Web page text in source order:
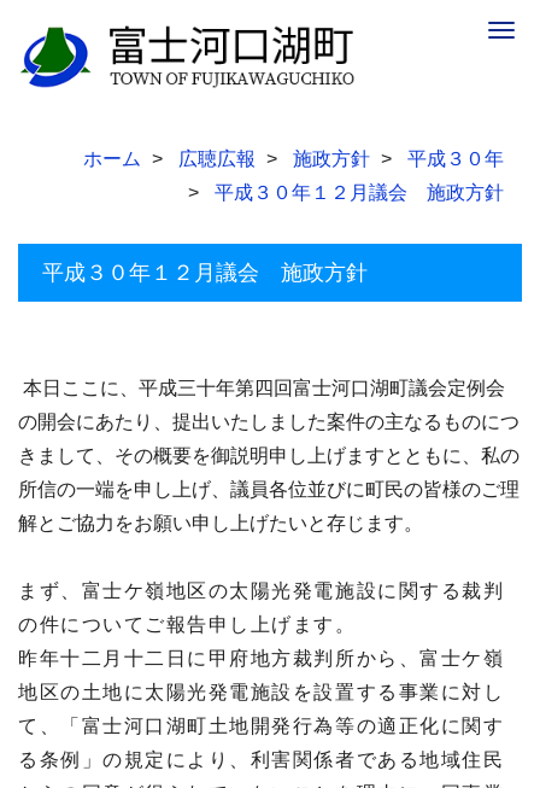
ホーム 広聴広報 施政方針
平成３０年
平成３０年１２月議会 施政方針
平成３０年１２月議会 施政方針
本日ここに、平成三十年第四回富士河口湖町議会定例会
の開会にあたり、提出いたしました案件の主なるものにつ
きまして、その概要を御説明申し上げますとともに、私の
所信の一端を申し上げ、議員各位並びに町民の皆様のご理
解とご協力をお願い申し上げたいと存じます。
まず、富士ケ嶺地区の太陽光発電施設に関する裁判
の件についてご報告申し上げます。
昨年十二月十二日に甲府地方裁判所から、富士ケ嶺
地区の土地に太陽光発電施設を設置する事業に対し
て、「富士河口湖町土地開発行為等の適正化に関す
る条例」の規定により、利害関係者である地域住民